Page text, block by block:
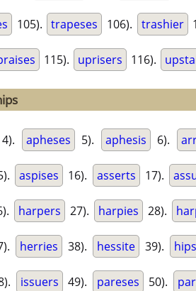
105). trapeses 106). trashier
115). uprisers 116).
4). apheses 5). aphesis 6).
aspises 16). asserts 17).
harpers 27). harpies 28).
herries 38). hessite 39).
issuers 49). pareses 50).